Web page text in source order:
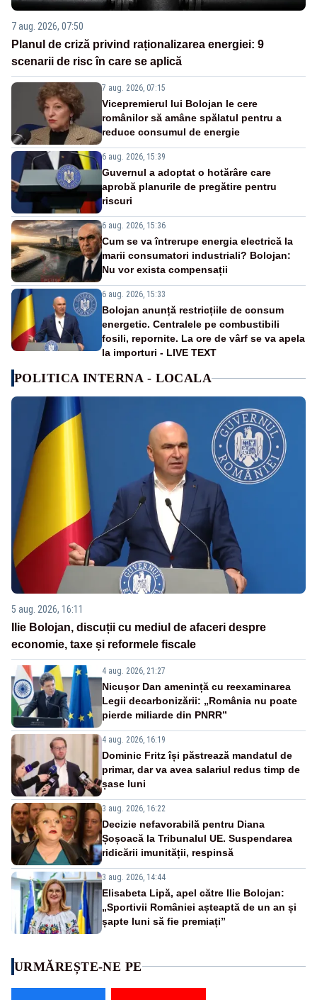
7 aug. 2026, 07:50
Planul de criză privind raționalizarea energiei: 9
scenarii de risc în care se aplică
7 aug. 2026, 07:15
Vicepremierul lui Bolojan le cere
românilor să amâne spălatul pentru a
reduce consumul de energie
6 aug. 2026, 15:39
Guvernul a adoptat o hotărâre care
aprobă planurile de pregătire pentru
riscuri
6 aug. 2026, 15:36
Cum se va întrerupe energia electrică la
marii consumatori industriali? Bolojan:
Nu vor exista compensații
6 aug. 2026, 15:33
Bolojan anunță restricțiile de consum
energetic. Centralele pe combustibili
fosili, repornite. La ore de vârf se va apela
la importuri - LIVE TEXT
POLITICA INTERNA - LOCALA
5 aug. 2026, 16:11
Ilie Bolojan, discuții cu mediul de afaceri despre
economie, taxe și reformele fiscale
4 aug. 2026, 21:27
Nicușor Dan amenință cu reexaminarea
Legii decarbonizării: „România nu poate
pierde miliarde din PNRR”
4 aug. 2026, 16:19
Dominic Fritz își păstrează mandatul de
primar, dar va avea salariul redus timp de
șase luni
3 aug. 2026, 16:22
Decizie nefavorabilă pentru Diana
Șoșoacă la Tribunalul UE. Suspendarea
ridicării imunității, respinsă
3 aug. 2026, 14:44
Elisabeta Lipă, apel către Ilie Bolojan:
„Sportivii României așteaptă de un an și
șapte luni să fie premiați”
URMĂREȘTE-NE PE